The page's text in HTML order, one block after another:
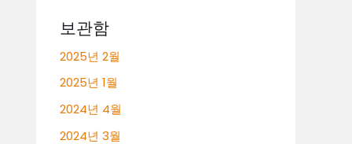
보관함
2025년 2월
2025년 1월
2024년 4월
2024년 3월